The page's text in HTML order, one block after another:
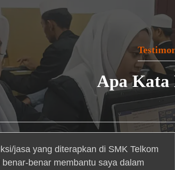
Apa Kata
jasa yang diterapkan di SMK Telkom
benar membantu saya dalam